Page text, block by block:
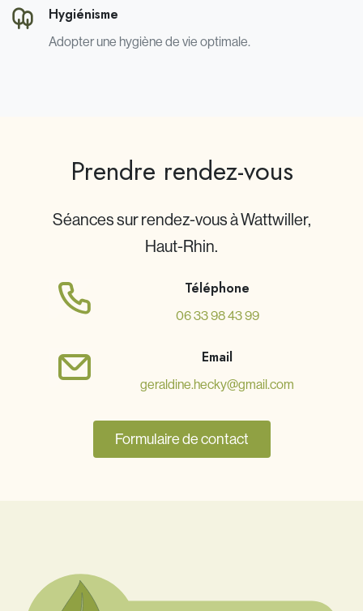
Hygiénisme
Adopter une hygiène de vie optimale.
Prendre rendez-vous
Séances sur rendez-vous à Wattwiller,
Haut-Rhin.
Téléphone
06 33 98 43 99
Email
geraldine.hecky@gmail.com
Formulaire de contact